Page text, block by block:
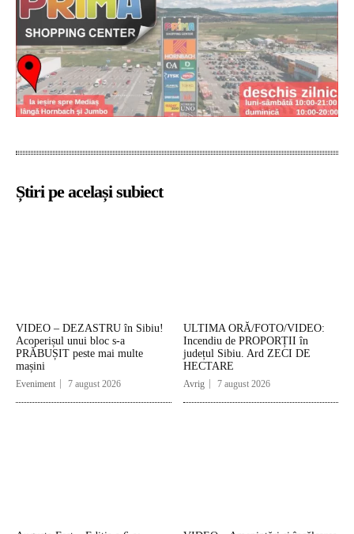
Știri pe același subiect
VIDEO – DEZASTRU în Sibiu!
Acoperișul unui bloc s-a
PRĂBUȘIT peste mai multe
mașini
Eveniment 7 august 2026
ULTIMA ORĂ/FOTO/VIDEO:
Incendiu de PROPORȚII în
județul Sibiu. Ard ZECI DE
HECTARE
Avrig 7 august 2026